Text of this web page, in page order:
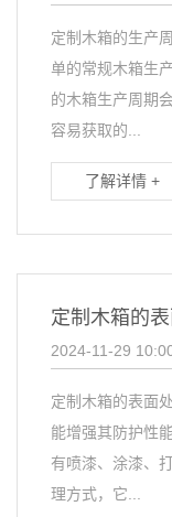
定制木箱的生产
单的常规木箱生
的木箱生产周期
容易获取的...
了解详情 +
定制木箱的
2024-11-29
定制木箱的表面
能增强其防护性
有喷漆、涂漆、
理方式，它...